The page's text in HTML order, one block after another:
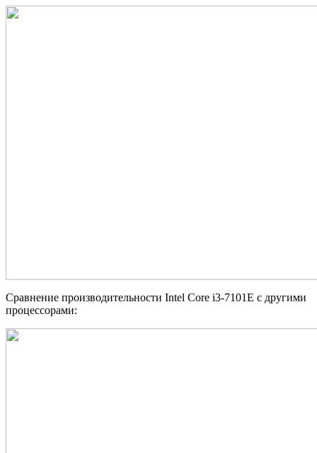
Сравнение производительности Intel Core i3-7101E с другими
процессорами: